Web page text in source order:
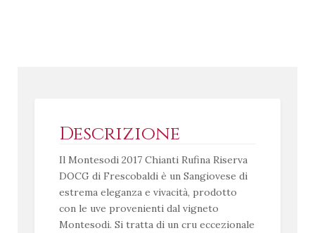
Descrizione
Il Montesodi 2017 Chianti Rufina Riserva
DOCG di Frescobaldi è un Sangiovese di
estrema eleganza e vivacità, prodotto
con le uve provenienti dal vigneto
Montesodi. Si tratta di un cru eccezionale